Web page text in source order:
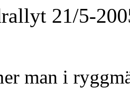
21/5-
man i